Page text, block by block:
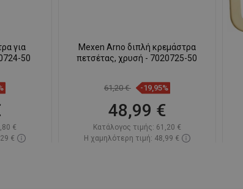
για
50
€
€
Mexen Arno διπλή κρεμάστρα
πετσέτας, χρυσή - 7020725-50
61,20 € -19,95%
48,99 €
Κατάλογος τιμής: 61,20 €
Η χαμηλότερη τιμή: 48,99 €